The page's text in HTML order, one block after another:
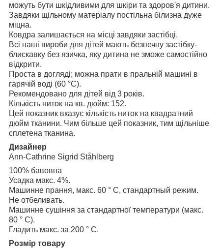
можуть бути шкідливими для шкіри та здоров'я дитини.
Завдяки щільному матеріалу постільна білизна дуже
міцна.
Ковдра залишається на місці завдяки застібці.
Всі наші вироби для дітей мають безпечну застібку-
блискавку без язичка, яку дитина не зможе самостійно
відкрити.
Проста в догляді; можна прати в пральній машині в
гарячій воді (60 °C).
Рекомендовано для дітей від 3 років.
Кількість ниток на кв. дюйм: 152.
Цей показник вказує кількість ниток на квадратний
дюйм тканини. Чим більше цей показник, тим щільніше
сплетена тканина.
Дизайнер
Ann-Cathrine Sigrid Ståhlberg
100% бавовна
Усадка макс. 4%.
Машинне прання, макс. 60 ° C, стандартный режим.
Не отбеливать.
Машинне сушіння за стандартної температури (макс.
80 ° C).
Гладить макс. за 200 ° C.
Розмір товару